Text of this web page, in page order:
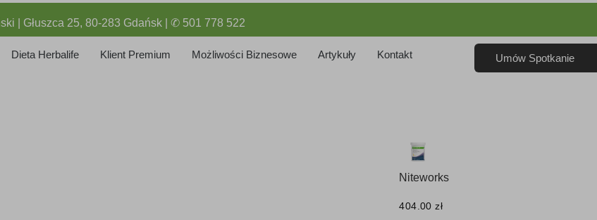
| Głuszca 25, 80-283 Gdańsk | ✆ 501 778 522
Dieta Herbalife Klient Premium Możliwości Biznesowe Artykuły Kontakt Umów Spotkanie
Niteworks
404.00zł